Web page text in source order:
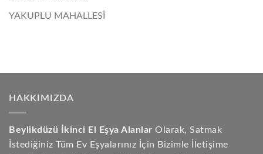
YAKUPLU MAHALLESİ
HAKKIMIZDA
Beylikdüzü İkinci El Eşya Alanlar Olarak, Satmak
İstediğiniz Tüm Ev Eşyalarınız İçin Bizimle İletişime